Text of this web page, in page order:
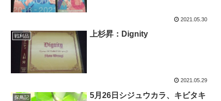
2021.05.30
戦利品 上杉昇：Dignity
2021.05.29
探鳥記 5月26日シジュウカラ、キビタキ